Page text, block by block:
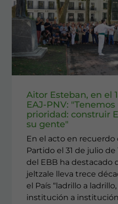
Aitor Esteban, en el
EAJ-PNV: "Tenemos
prioridad: construir
su gente"
En el acto en recuerdo
Partido el 31 de julio
del EBB ha destacado
jeltzale lleva trece
el País “ladrillo a
institución a